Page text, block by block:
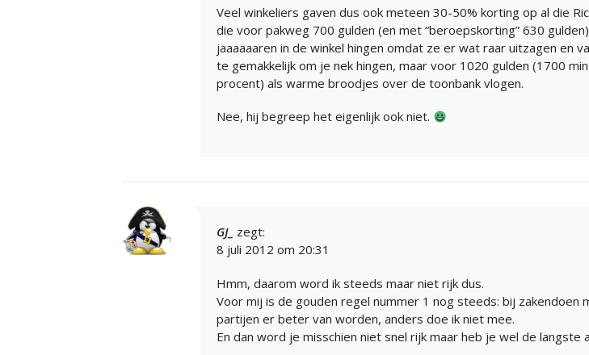
Veel winkeliers gaven dus ook meteen 30-50% korting op al die
die voor pakweg 700 gulden (en met “beroepskorting” 630
jaaaaaaren in de winkel hingen omdat ze er wat raar uitzagen en
te gemakkelijk om je nek hingen, maar voor 1020 gulden (1700
procent) als warme broodjes over de toonbank vlogen.
Nee, hij begreep het eigenlijk ook niet.
GJ_ zegt:
8 juli 2012 om 20:31
Hmm, daarom word ik steeds maar niet rijk dus.
Voor mij is de gouden regel nummer 1 nog steeds: bij zakendoen
partijen er beter van worden, anders doe ik niet mee.
En dan word je misschien niet snel rijk maar heb je wel de langste